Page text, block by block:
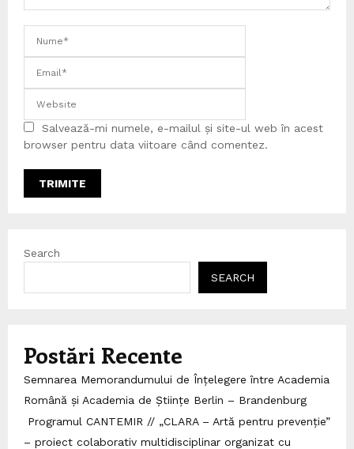
Salvează-mi numele, e-mailul și site-ul web în acest
browser pentru data viitoare când comentez.
Search
SEARCH
Postări Recente
Semnarea Memorandumului de Înțelegere între Academia
Română și Academia de Științe Berlin – Brandenburg
Programul CANTEMIR // „CLARA – Artă pentru prevenție”
– proiect colaborativ multidisciplinar organizat cu